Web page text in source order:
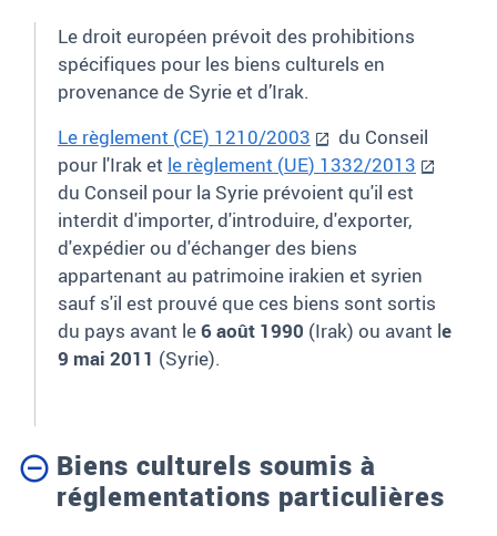
Le droit européen prévoit des prohibitions
spécifiques pour les biens culturels en
provenance de Syrie et d’Irak.
Le règlement (CE) 1210/2003
du Conseil
pour l'Irak et le règlement (UE) 1332/2013
du Conseil pour la Syrie prévoient qu'il est
interdit d'importer, d'introduire, d'exporter,
d'expédier ou d'échanger des biens
appartenant au patrimoine irakien et syrien
sauf s'il est prouvé que ces biens sont sortis
du pays avant le6 août 1990 (Irak) ou avant le
9 mai 2011 (Syrie).
Biens culturels soumis à
réglementations particulières